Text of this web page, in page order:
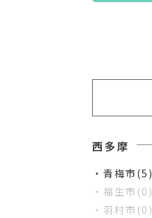
西多摩
・青梅市(5)
・福生市(0)
・羽村市(0)